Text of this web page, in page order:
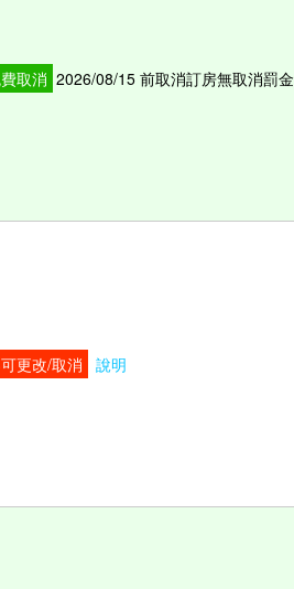
取消 2026/08/15 前取消訂房無取消罰金
更改/取消 說明